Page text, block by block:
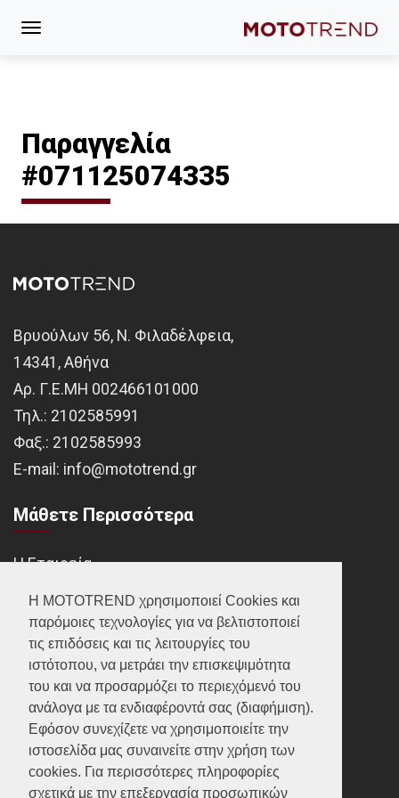
Η MOTOTREND χρησιμοποιεί Cookies και
παρόμοιες τεχνολογίες για να βελτιστοποιεί
τις επιδόσεις και τις λειτουργίες του
ιστότοπου, να μετράει την επισκεψιμότητα
του και να προσαρμόζει το περιεχόμενό του
ανάλογα με τα ενδιαφέροντά σας (διαφήμιση).
Εφόσον συνεχίζετε να χρησιμοποιείτε την
ιστοσελίδα μας συναινείτε στην χρήση των
cookies. Για περισσότερες πληροφορίες
σχετικά με την επεξεργασία προσωπικών
Παραγγελία
#071125074335
Βρυούλων 56, Ν. Φιλαδέλφεια,
14341, Αθήνα
Αρ. Γ.Ε.ΜΗ 002466101000
Τηλ.: 2102585991
Φαξ.: 2102585993
Ε-mail: info@mototrend.gr
Μάθετε Περισσότερα
Η Εταιρεία
Brands
Νέα
Οικονομικά στοιχεία
Υποστήριξη
Επικοινωνία